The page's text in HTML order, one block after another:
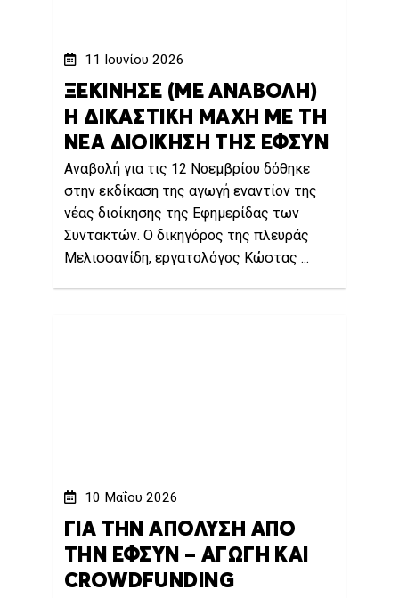
11 Ιουνίου 2026
ΞΕΚΙΝΗΣΕ (ΜΕ ΑΝΑΒΟΛΗ)
Η ΔΙΚΑΣΤΙΚΗ ΜΑΧΗ ΜΕ ΤΗ
ΝΕΑ ΔΙΟΙΚΗΣΗ ΤΗΣ ΕΦΣΥΝ
Αναβολή για τις 12 Νοεμβρίου δόθηκε
στην εκδίκαση της αγωγή εναντίον της
νέας διοίκησης της Εφημερίδας των
Συντακτών. Ο δικηγόρος της πλευράς
Μελισσανίδη, εργατολόγος Κώστας ...
10 Μαΐου 2026
ΓΙΑ ΤΗΝ ΑΠΟΛΥΣΗ ΑΠΟ
ΤΗΝ ΕΦΣΥΝ – ΑΓΩΓΗ ΚΑΙ
CROWDFUNDING